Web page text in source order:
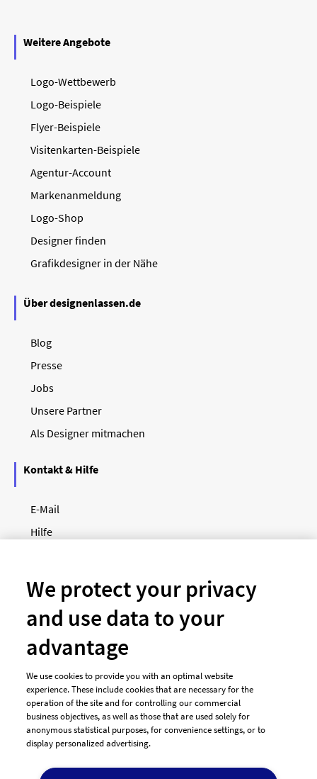
Weitere Angebote
Logo-Wettbewerb
Logo-Beispiele
Flyer-Beispiele
Visitenkarten-Beispiele
Agentur-Account
Markenanmeldung
Logo-Shop
Designer finden
Grafikdesigner in der Nähe
Über designenlassen.de
Blog
Presse
Jobs
Unsere Partner
Als Designer mitmachen
Kontakt & Hilfe
E-Mail
Hilfe
Unsere Zahlungsarten
We protect your privacy
and use data to your
advantage
We use cookies to provide you with an optimal website
experience. These include cookies that are necessary for the
operation of the site and for controlling our commercial
business objectives, as well as those that are used solely for
anonymous statistical purposes, for convenience settings, or to
display personalized advertising.